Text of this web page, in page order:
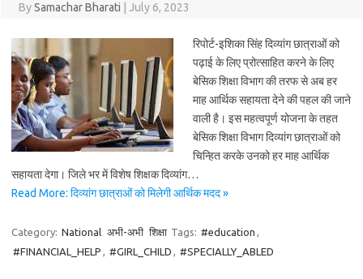
BySamachar Bharati July 6, 2023
रिपोर्ट-इशिका सिंह दिव्यांग छात्राओं को
पढ़ाई के लिए प्रोत्साहित करने के लिए
बेसिक शिक्षा विभाग की तरफ से अब हर
माह आर्थिक सहायता देने की पहल की जाने
वाली है। इस महत्वपूर्ण योजना के तहत
बेसिक शिक्षा विभाग दिव्यांग छात्राओं को
चिन्हित करके उनको हर माह आर्थिक
सहायता देगा। जिले भर में विशेष शिक्षक दिव्यांग…
Read More: दिव्यांग छात्राओं को मिलेगी आर्थिक मदद »
Category: National अभी-अभी शिक्षा Tags: #education ,
#FINANCIAL_HELP , #GIRL_CHILD , #SPECIALLY_ABLED